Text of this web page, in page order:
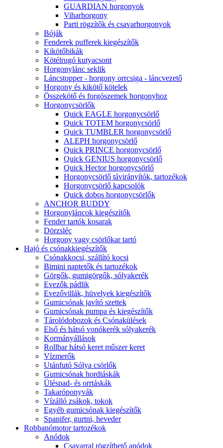
GUARDIAN horgonyok
Viharhorgony
Parti rögzítők és csavarhorgonyok
Bóják
Fenderek pufferek kiegészítők
Kikötőbikák
Kötélrugó kutyacsont
Horgonylánc seklik
Láncstopper - horgony orrcsiga - láncvezető
Horgony és kikötő kötelek
Összekötő és forgószemek horgonyhoz
Horgonycsörlők
Quick EAGLE horgonycsörlő
Quick TOTEM horgonycsörlő
Quick TUMBLER horgonycsörlő
ALEPH horgonycsörlő
Quick PRINCE horgonycsörlő
Quick GENIUS horgonycsörlő
Quick Hector horgonycsörlő
Horgonycsörlő távirányítók, tartozékok
Horgonycsörlő kapcsolók
Quick dobos horgonycsörlők
ANCHOR BUDDY
Horgonyláncok kiegészítők
Fender tartók kosarak
Dörzsléc
Horgony vagy csörlőkar tartó
Hajó és csónakkiegészítők
Csónakkocsi, szállító kocsi
Bimini naptetők és tartozékok
Görgők, gumigörgők, sólyakerék
Evezők pádlik
Evezővillák, hüvelyek kiegészítők
Gumicsónak javító szettek
Gumicsónak pumpa és kiegészítők
Tárolódobozok és Csónakülések
Első és hátsó vonókerék sólyakerék
Kormányállások
Rollbar hátsó keret műszer keret
Vízmerők
Utánfutó Sólya csörlők
Gumicsónak hordtáskák
Üléspad- és orrtáskák
Takaróponyvák
Vízálló zsákok, tokok
Egyéb gumicsónak kiegészítők
Spanifer, gurtni, heveder
Robbanómotor tartozékok
Anódok
Csavarral rögzíthető anódok